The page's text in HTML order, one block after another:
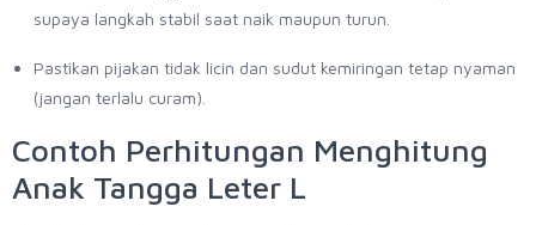
supaya langkah stabil saat naik maupun turun.
Pastikan pijakan tidak licin dan sudut kemiringan tetap nyaman
(jangan terlalu curam).
Contoh Perhitungan Menghitung
Anak Tangga Leter L